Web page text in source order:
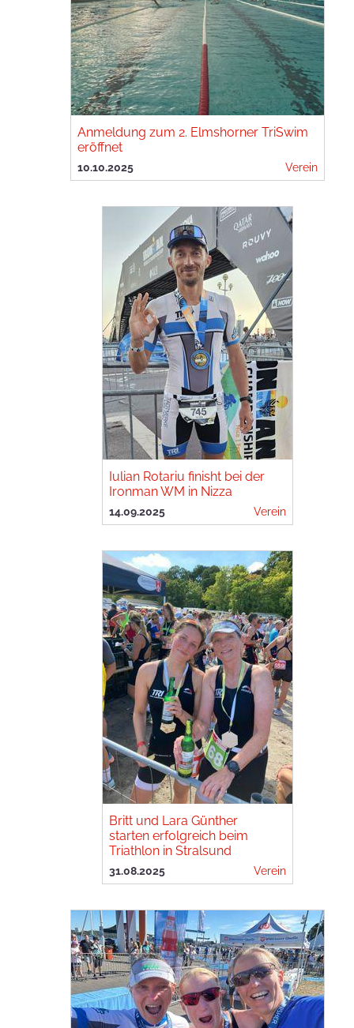
Anmeldung zum 2. Elmshorner TriSwim
eröffnet
10.10.2025 Verein
Iulian Rotariu finisht bei der
Ironman WM in Nizza
14.09.2025 Verein
Britt und Lara Günther
starten erfolgreich beim
Triathlon in Stralsund
31.08.2025 Verein